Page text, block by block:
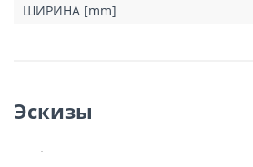
ШИРИНА [mm]
Эскизы